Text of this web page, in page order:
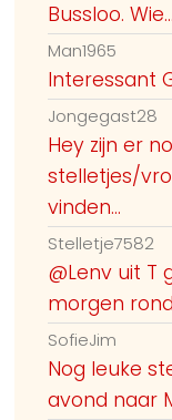
Bussloo. Wie...
Man1965
Interessant
Jongegast28
Hey zijn er
stelletjes/
vinden...
Stelletje7582
@Lenv uit T
morgen rond
SofieJim
Nog leuke
avond naar